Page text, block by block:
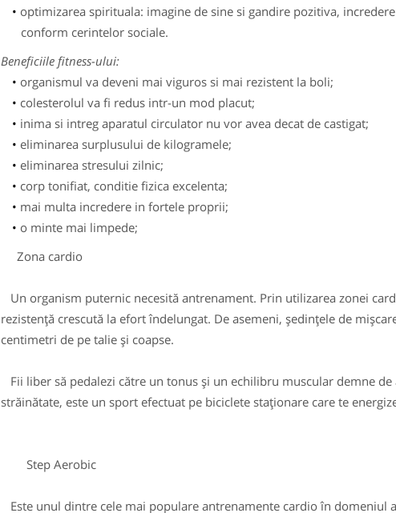
optimizarea spirituala: imagine de sine si gandire pozitiva,
conform cerintelor sociale.
Beneficiile fitness-ului:
organismul va deveni mai viguros si mai rezistent la boli;
colesterolul va fi redus intr-un mod placut;
inima si intreg aparatul circulator nu vor avea decat de castigat;
eliminarea surplusului de kilogramele;
eliminarea stresului zilnic;
corp tonifiat, conditie fizica excelenta;
mai multa incredere in fortele proprii;
o minte mai limpede;
Zona cardio
Un organism puternic necesită antrenament. Prin utilizarea zonei
rezistență crescută la efort îndelungat. De asemeni, ședințele de
centimetri de pe talie și coapse.
Fii liber să pedalezi către un tonus și un echilibru muscular demne
străinătate, este un sport efectuat pe biciclete staționare care te
Step Aerobic
Este unul dintre cele mai populare antrenamente cardio în domeniul